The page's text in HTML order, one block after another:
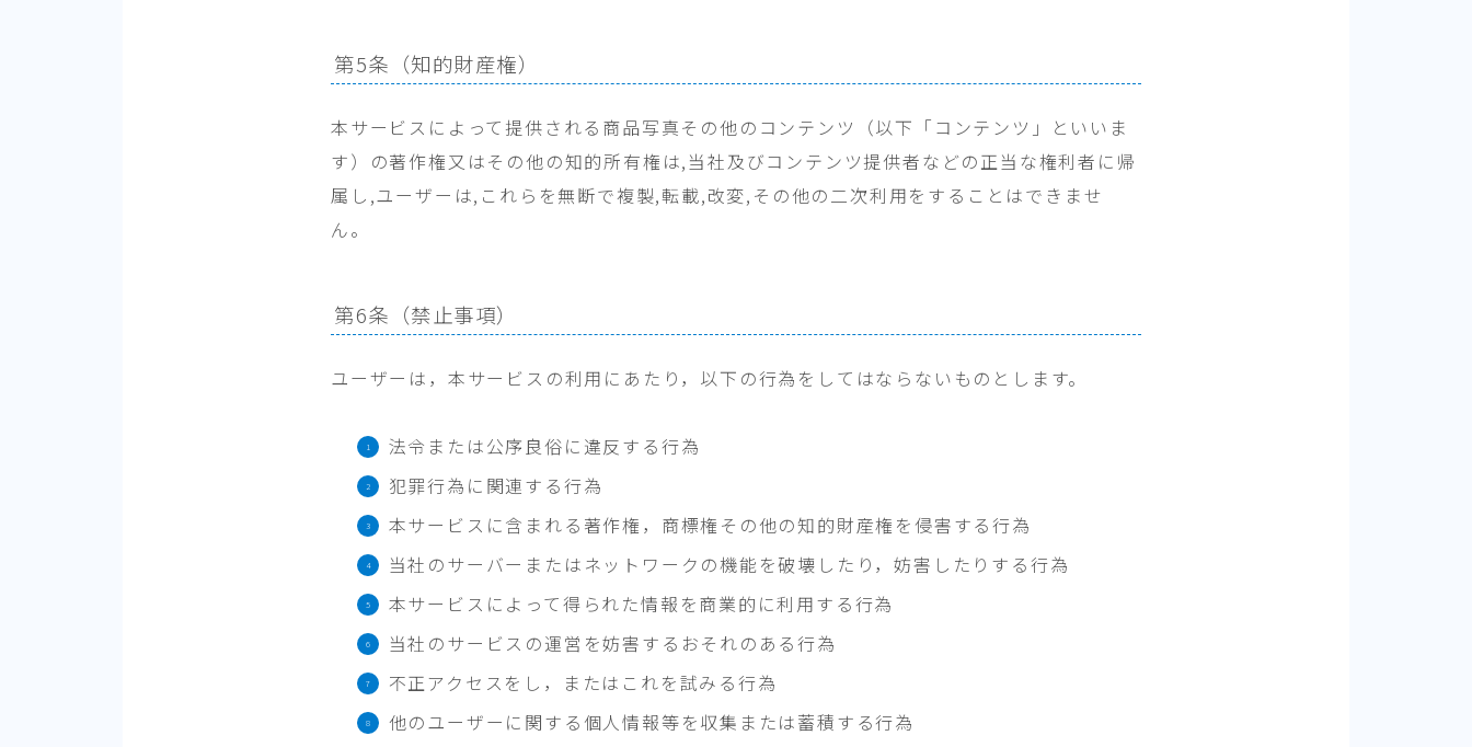
第5条（知的財産権）
本サービスによって提供される商品写真その他のコンテンツ（以下「コンテンツ」といいま
す）の著作権又はその他の知的所有権は,当社及びコンテンツ提供者などの正当な権利者に帰
属し,ユーザーは,これらを無断で複製,転載,改変,その他の二次利用をすることはできませ
ん。
第6条（禁止事項）
ユーザーは，本サービスの利用にあたり，以下の行為をしてはならないものとします。
法令または公序良俗に違反する行為
犯罪行為に関連する行為
本サービスに含まれる著作権，商標権その他の知的財産権を侵害する行為
当社のサーバーまたはネットワークの機能を破壊したり，妨害したりする行為
本サービスによって得られた情報を商業的に利用する行為
当社のサービスの運営を妨害するおそれのある行為
不正アクセスをし，またはこれを試みる行為
他のユーザーに関する個人情報等を収集または蓄積する行為